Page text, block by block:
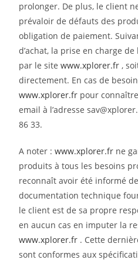
prolonger. De plus, le client
prévaloir de défauts des
obligation de paiement.
d’achat, la prise en charge
par le sitewww.xplorer.fr,
directement. En cas de
www.xplorer.fr pour
email à l’adresse
86 33.
A noter :www.xplorer.fr ne
produits à tous les besoins
reconnaît avoir été informé
documentation technique
le client est de sa propre
en aucun cas en imputer la
www.xplorer.fr . Cette
sont conformes aux